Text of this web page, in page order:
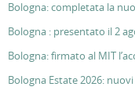
Bologna: completata la
Bologna : presentato il 2
Bologna: firmato al MIT
Bologna Estate 2026: